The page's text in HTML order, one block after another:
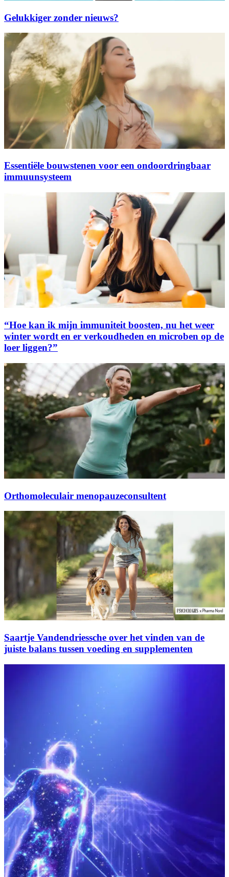
Gelukkiger zonder nieuws?
Essentiële bouwstenen voor een ondoordringbaar
immuunsysteem
“Hoe kan ik mijn immuniteit boosten, nu het weer
winter wordt en er verkoudheden en microben op de
loer liggen?”
Orthomoleculair menopauzeconsultent
Saartje Vandendriessche over het vinden van de
juiste balans tussen voeding en supplementen